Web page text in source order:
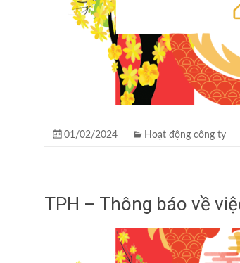
01/02/2024 Hoạt động công ty
TPH – Thông báo về